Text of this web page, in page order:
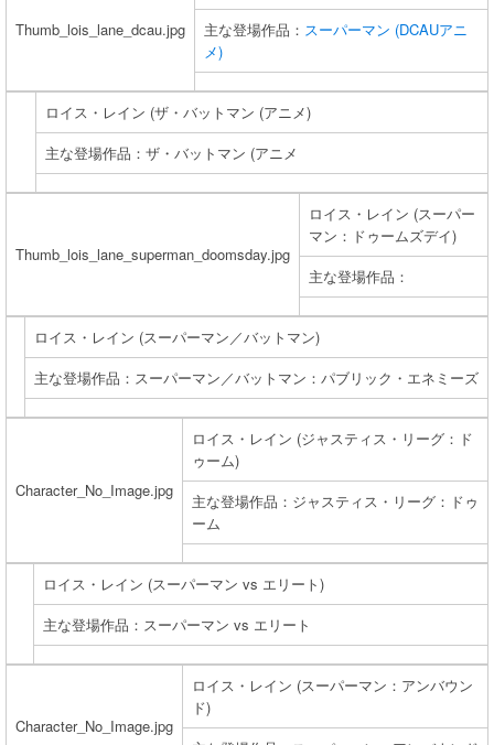
Thumb_lois_lane_dcau.jpg
主な登場作品： スーパーマン (DCAUアニ
メ)
ロイス・レイン (ザ・バットマン (アニメ)
主な登場作品：ザ・バットマン (アニメ
Thumb_lois_lane_superman_doomsday.jpg
ロイス・レイン (スーパー
マン：ドゥームズデイ)
主な登場作品：
ロイス・レイン (スーパーマン／バットマン)
主な登場作品：スーパーマン／バットマン：パブリック・エネミーズ
Character_No_Image.jpg
ロイス・レイン (ジャスティス・リーグ：ド
ゥーム)
主な登場作品：ジャスティス・リーグ：ドゥ
ーム
ロイス・レイン (スーパーマン vs エリート)
主な登場作品：スーパーマン vs エリート
Character_No_Image.jpg
ロイス・レイン (スーパーマン：アンバウン
ド)